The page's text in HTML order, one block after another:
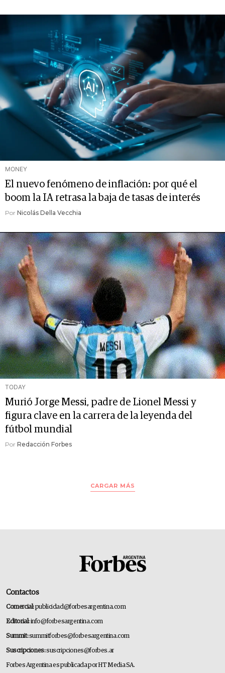
MONEY
El nuevo fenómeno de inflación: por qué el
boom la IA retrasa la baja de tasas de interés
Por Nicolás Della Vecchia
TODAY
Murió Jorge Messi, padre de Lionel Messi y
figura clave en la carrera de la leyenda del
fútbol mundial
Por Redacción Forbes
CARGAR MÁS
Contactos
Comercial:publicidad@forbesargentina.com
Editorial:info@forbesargentina.com
Summit:summitforbes@forbesargentina.com
Suscripciones:suscripciones@forbes.ar
Forbes Argentina es publicada por HT Media SA.